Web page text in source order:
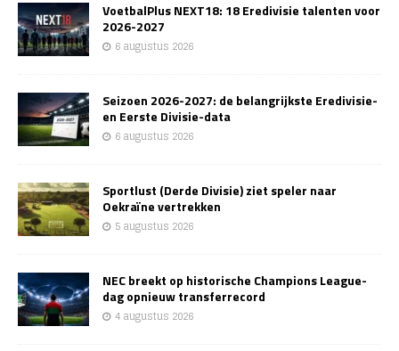
VoetbalPlus NEXT18: 18 Eredivisie talenten voor
2026-2027
6 augustus 2026
Seizoen 2026-2027: de belangrijkste Eredivisie-
en Eerste Divisie-data
6 augustus 2026
Sportlust (Derde Divisie) ziet speler naar
Oekraïne vertrekken
5 augustus 2026
NEC breekt op historische Champions League-
dag opnieuw transferrecord
4 augustus 2026